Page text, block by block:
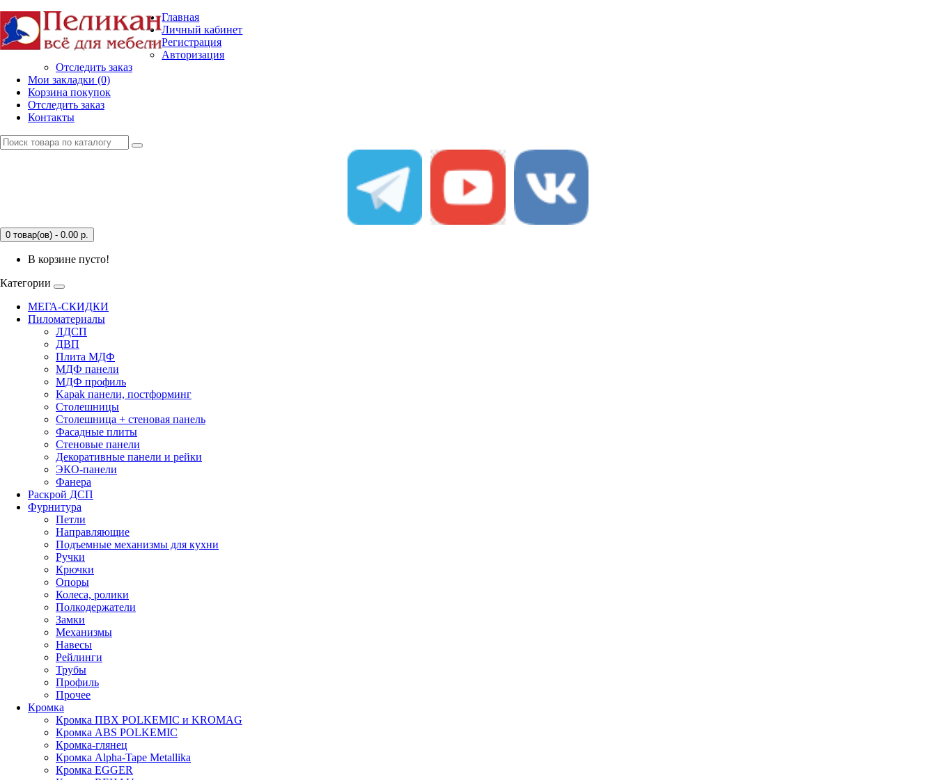
Главная
Личный кабинет
Регистрация
Авторизация
Отследить заказ
Мои закладки (0)
Корзина покупок
Отследить заказ
Контакты
0 товар(ов) - 0.00 р.
В корзине пусто!
Категории
МЕГА-СКИДКИ
Пиломатериалы
ЛДСП
ДВП
Плита МДФ
МДФ панели
МДФ профиль
Kapak панели, постформинг
Столешницы
Столешница + стеновая панель
Фасадные плиты
Стеновые панели
Декоративные панели и рейки
ЭКО-панели
Фанера
Раскрой ДСП
Фурнитура
Петли
Направляющие
Подъемные механизмы для кухни
Ручки
Крючки
Опоры
Колеса, ролики
Полкодержатели
Замки
Механизмы
Навесы
Рейлинги
Трубы
Профиль
Прочее
Кромка
Кромка ПВХ POLKEMIC и KROMAG
Кромка ABS POLKEMIС
Кромка-глянец
Кромка Alpha-Tape Metallika
Кромка EGGER